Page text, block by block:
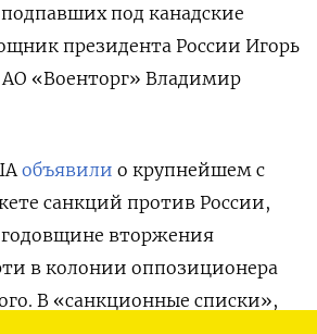
под канадские
президента России Игорь
«Военторг» Владимир
объявили о крупнейшем с
санкций против России,
годовщине вторжения
в колонии оппозиционера
В «санкционные списки»,